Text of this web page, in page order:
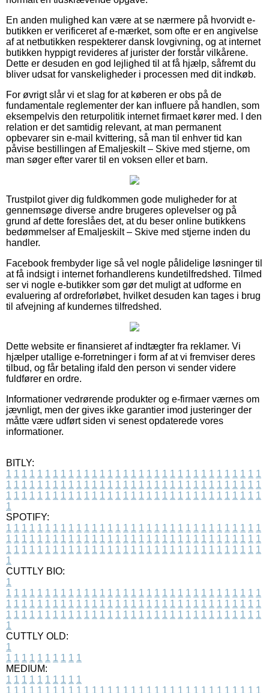
En anden mulighed kan være at se nærmere på hvorvidt e-
butikken er verificeret af e-mærket, som ofte er en angivelse
af at netbutikken respekterer dansk lovgivning, og at internet
butikken hyppigt revideres af jurister der forstår vilkårene.
Dette er desuden en god lejlighed til at få hjælp, såfremt du
bliver udsat for vanskeligheder i processen med dit indkøb.
For øvrigt slår vi et slag for at køberen er obs på de
fundamentale reglementer der kan influere på handlen, som
eksempelvis den returpolitik internet firmaet kører med. I den
relation er det samtidig relevant, at man permanent
opbevarer sin e-mail kvittering, så man til enhver tid kan
påvise bestillingen af Emaljeskilt – Skive med stjerne, om
man søger efter varer til en voksen eller et barn.
Trustpilot giver dig fuldkommen gode muligheder for at
gennemsøge diverse andre brugeres oplevelser og på
grund af dette foreslåes det, at du beser online butikkens
bedømmelser af Emaljeskilt – Skive med stjerne inden du
handler.
Facebook frembyder lige så vel nogle pålidelige løsninger til
at få indsigt i internet forhandlerens kundetilfredshed. Tilmed
ser vi nogle e-butikker som gør det muligt at udforme en
evaluering af ordreforløbet, hvilket desuden kan tages i brug
til afvejning af kundernes tilfredshed.
Dette website er finansieret af indtægter fra reklamer. Vi
hjælper utallige e-forretninger i form af at vi fremviser deres
tilbud, og får betaling ifald den person vi sender videre
fuldfører en ordre.
Informationer vedrørende produkter og e-firmaer værnes om
jævnligt, men der gives ikke garantier imod justeringer der
måtte være udført siden vi senest opdaterede vores
informationer.
BITLY:
1 1 1 1 1 1 1 1 1 1 1 1 1 1 1 1 1 1 1 1 1 1 1 1 1 1 1 1 1 1 1 1 1
1 1 1 1 1 1 1 1 1 1 1 1 1 1 1 1 1 1 1 1 1 1 1 1 1 1 1 1 1 1 1 1 1
1 1 1 1 1 1 1 1 1 1 1 1 1 1 1 1 1 1 1 1 1 1 1 1 1 1 1 1 1 1 1 1 1
1
SPOTIFY:
1 1 1 1 1 1 1 1 1 1 1 1 1 1 1 1 1 1 1 1 1 1 1 1 1 1 1 1 1 1 1 1 1
1 1 1 1 1 1 1 1 1 1 1 1 1 1 1 1 1 1 1 1 1 1 1 1 1 1 1 1 1 1 1 1 1
1 1 1 1 1 1 1 1 1 1 1 1 1 1 1 1 1 1 1 1 1 1 1 1 1 1 1 1 1 1 1 1 1
1
CUTTLY BIO:
1
1 1 1 1 1 1 1 1 1 1 1 1 1 1 1 1 1 1 1 1 1 1 1 1 1 1 1 1 1 1 1 1 1
1 1 1 1 1 1 1 1 1 1 1 1 1 1 1 1 1 1 1 1 1 1 1 1 1 1 1 1 1 1 1 1 1
1 1 1 1 1 1 1 1 1 1 1 1 1 1 1 1 1 1 1 1 1 1 1 1 1 1 1 1 1 1 1 1 1
1
CUTTLY OLD:
1
1 1 1 1 1 1 1 1 1 1
MEDIUM:
1 1 1 1 1 1 1 1 1 1
1 1 1 1 1 1 1 1 1 1 1 1 1 1 1 1 1 1 1 1 1 1 1 1 1 1 1 1 1 1 1 1 1